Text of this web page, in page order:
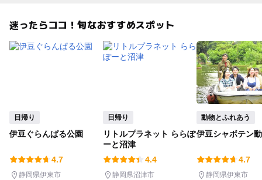
サファリパーク
植物園・フラワーパー
ク
釣り
潮干狩り 社会見学
迷ったらココ！旬なおすすめスポット
日帰り
伊豆ぐらんぱる公園
4.7
静岡県伊東市
日帰り
リトルプラネット ららぽ
ーと沼津
4.4
静岡県沼津市
動物とふれあう
伊豆シャボテン
4.7
静岡県伊東市